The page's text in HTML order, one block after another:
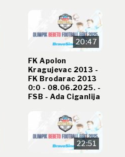
20:47
FK Apolon
Kragujevac 2013 -
FK Brodarac 2013
0:0 - 08.06.2025. -
FSB - Ada Ciganlija
22:51